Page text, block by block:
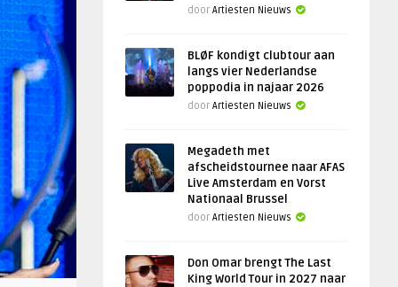
door Artiesten Nieuws
BLØF kondigt clubtour aan
langs vier Nederlandse
poppodia in najaar 2026
door Artiesten Nieuws
Megadeth met
afscheidstournee naar AFAS
Live Amsterdam en Vorst
Nationaal Brussel
door Artiesten Nieuws
Don Omar brengt The Last
King World Tour in 2027 naar